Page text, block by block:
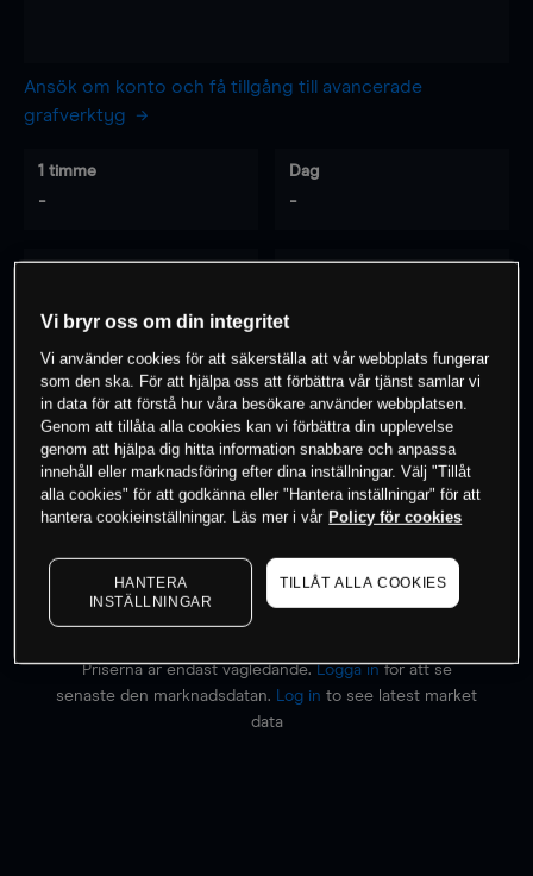
Ansök om konto och få tillgång till avancerade
grafverktyg
1 timme
-
Dag
-
0% av kunderna har en position i detta
instrument
Börja handla
Priserna är endast vägledande.Logga inför att se
senaste den marknadsdatan.
Log in to see latest market
data
Vi bryr oss om din integritet
Vi använder cookies för att säkerställa att vår webbplats fungerar
som den ska. För att hjälpa oss att förbättra vår tjänst samlar vi
in data för att förstå hur våra besökare använder webbplatsen.
Genom att tillåta alla cookies kan vi förbättra din upplevelse
genom att hjälpa dig hitta information snabbare och anpassa
innehåll eller marknadsföring efter dina inställningar. Välj "Tillåt
alla cookies" för att godkänna eller "Hantera inställningar" för att
hantera cookieinställningar. Läs mer i vår Policy för cookies
HANTERA
INSTÄLLNINGAR
TILLÅT ALLA COOKIES